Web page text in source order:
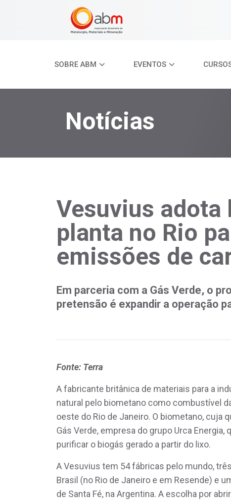
SOBRE ABM EVENTOS
Notícias
Vesuvius adota
planta no Rio
emissões de
Em parceria com a Gás Verde, o
pretensão é expandir a operação
Fonte: Terra
A fabricante britânica de materiais para a
natural pelo biometano como combustível
oeste do Rio de Janeiro. O biometano, cuja
Gás Verde, empresa do grupo Urca
purificar o biogás gerado a partir do lixo.
A Vesuvius tem 54 fábricas pelo mundo,
Brasil (no Rio de Janeiro e em Resende) e
de Santa Fé, na Argentina. A escolha por